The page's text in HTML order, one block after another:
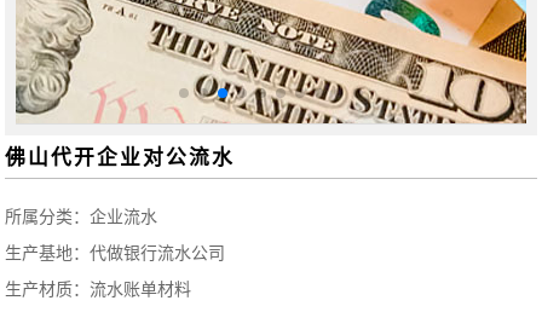
佛山代开企业对公流水
所属分类：企业流水
生产基地：代做银行流水公司
生产材质：流水账单材料